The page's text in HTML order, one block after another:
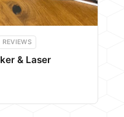
REVIEWS
& Laser